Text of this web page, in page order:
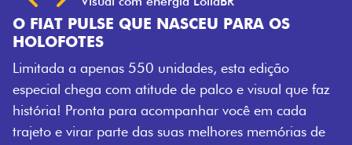
OS
edição
visual que faz
em cada
memórias de